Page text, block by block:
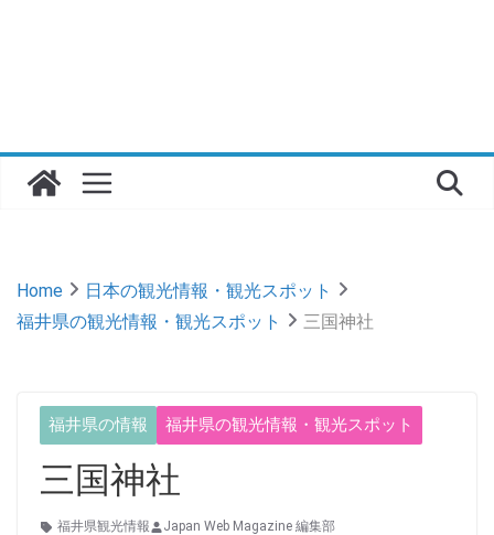
Home
日本の観光情報・観光スポット
福井県の観光情報・観光スポット
三国神社
福井県の情報 福井県の観光情報・観光スポット
三国神社
福井県観光情報 Japan Web Magazine 編集部